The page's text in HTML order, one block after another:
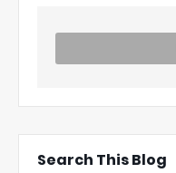
Search This Blog